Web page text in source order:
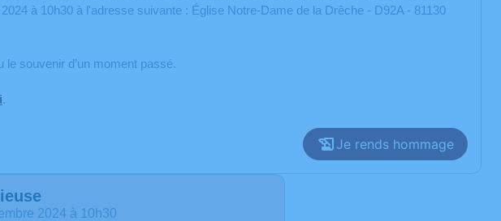
à 10h30 à l'adresse suivante : Église Notre-Dame de la Drêche - D92A - 81130
souvenir d’un moment passé.
.
Je rends hommage
2024 à 10h30